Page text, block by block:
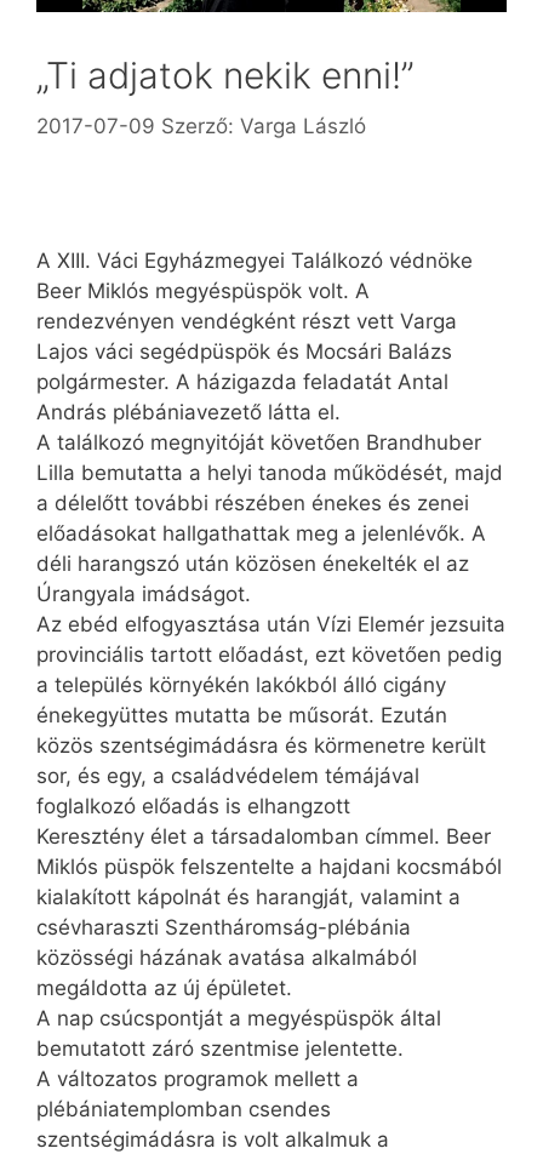
„Ti adjatok nekik enni!”
2017-07-09 Szerző: Varga László
A XIII. Váci Egyházmegyei Találkozó védnöke
Beer Miklós megyéspüspök volt. A
rendezvényen vendégként részt vett Varga
Lajos váci segédpüspök és Mocsári Balázs
polgármester. A házigazda feladatát Antal
András plébániavezető látta el.
A találkozó megnyitóját követően Brandhuber
Lilla bemutatta a helyi tanoda működését, majd
a délelőtt további részében énekes és zenei
előadásokat hallgathattak meg a jelenlévők. A
déli harangszó után közösen énekelték el az
Úrangyala imádságot.
Az ebéd elfogyasztása után Vízi Elemér jezsuita
provinciális tartott előadást, ezt követően pedig
a település környékén lakókból álló cigány
énekegyüttes mutatta be műsorát. Ezután
közös szentségimádásra és körmenetre került
sor, és egy, a családvédelem témájával
foglalkozó előadás is elhangzott
Keresztény élet a társadalomban címmel. Beer
Miklós püspök felszentelte a hajdani kocsmából
kialakított kápolnát és harangját, valamint a
csévharaszti Szentháromság-plébánia
közösségi házának avatása alkalmából
megáldotta az új épületet.
A nap csúcspontját a megyéspüspök által
bemutatott záró szentmise jelentette.
A változatos programok mellett a
plébániatemplomban csendes
szentségimádásra is volt alkalmuk a